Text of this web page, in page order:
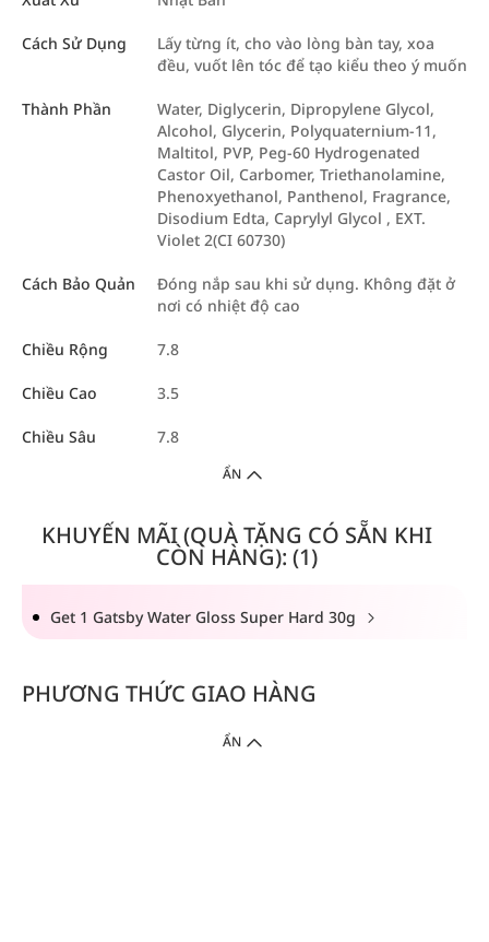
Cách Sử Dụng
Lấy từng ít, cho vào lòng bàn tay, xoa
đều, vuốt lên tóc để tạo kiểu theo ý muốn
Thành Phần
Water, Diglycerin, Dipropylene Glycol,
Alcohol, Glycerin, Polyquaternium-11,
Maltitol, PVP, Peg-60 Hydrogenated
Castor Oil, Carbomer, Triethanolamine,
Phenoxyethanol, Panthenol, Fragrance,
Disodium Edta, Caprylyl Glycol , EXT.
Violet 2(CI 60730)
Cách Bảo Quản
Đóng nắp sau khi sử dụng. Không đặt ở
nơi có nhiệt độ cao
Chiều Rộng 7.8
Chiều Cao 3.5
Chiều Sâu 7.8
ẨN
KHUYẾN MÃI (QUÀ TẶNG CÓ SẴN KHI
CÒN HÀNG): (1)
Get 1 Gatsby Water Gloss Super Hard 30g
PHƯƠNG THỨC GIAO HÀNG
ẨN